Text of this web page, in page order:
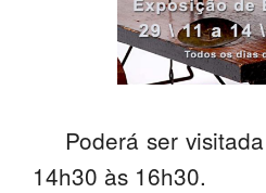
PROFESSORES
ENC. DE EDUCAÇÃO
Poderá ser
14h30 às 16h30.